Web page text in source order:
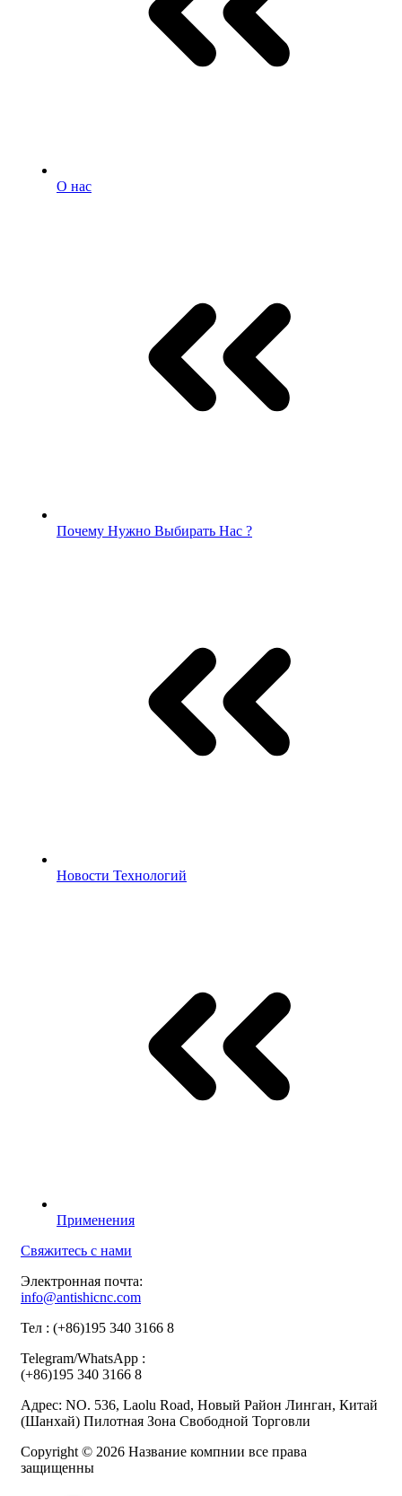
О нас
Почему Нужно Выбирать Нас ?
Новости Технологий
Применения
Свяжитесь с нами
Электронная почта:
info@antishicnc.com
Тел : (+86)195 340 3166 8
Telegram/WhatsApp :
(+86)195 340 3166 8
Адрес: NO. 536, Laolu Road, Новый Район Линган, Китай
(Шанхай) Пилотная Зона Свободной Торговли
Copyright © 2026 Название компнии все права
защищенны